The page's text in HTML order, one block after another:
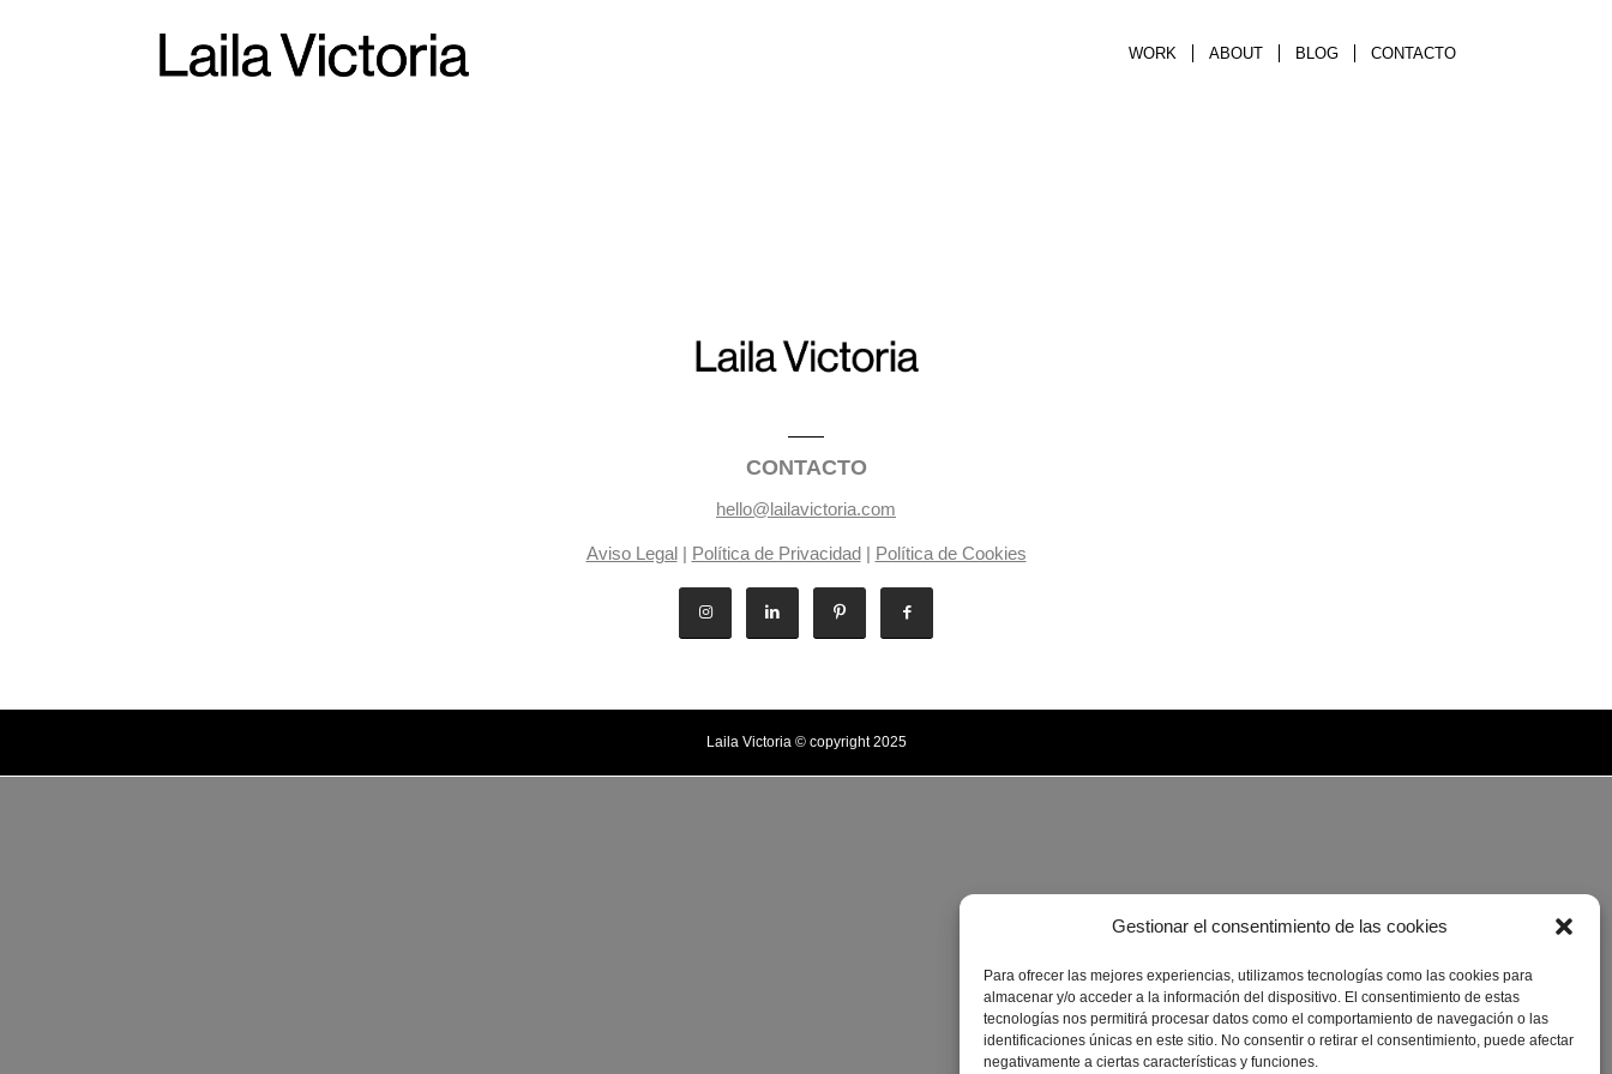
Gestionar el consentimiento de las cookies
Para ofrecer las mejores experiencias, utilizamos tecnologías como las cookies para
almacenar y/o acceder a la información del dispositivo. El consentimiento de estas
tecnologías nos permitirá procesar datos como el comportamiento de navegación o las
identificaciones únicas en este sitio. No consentir o retirar el consentimiento, puede afectar
negativamente a ciertas características y funciones.
WORK ABOUT BLOG CONTACTO
CONTACTO
hello@lailavictoria.com
Aviso Legal| Política de Privacidad| Política de Cookies
Laila Victoria © copyright 2025